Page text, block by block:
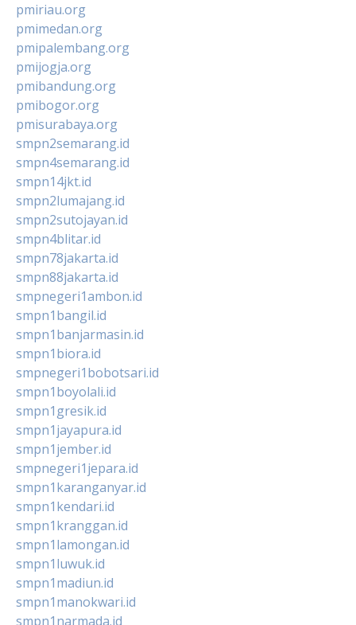
pmiriau.org
pmimedan.org
pmipalembang.org
pmijogja.org
pmibandung.org
pmibogor.org
pmisurabaya.org
smpn2semarang.id
smpn4semarang.id
smpn14jkt.id
smpn2lumajang.id
smpn2sutojayan.id
smpn4blitar.id
smpn78jakarta.id
smpn88jakarta.id
smpnegeri1ambon.id
smpn1bangil.id
smpn1banjarmasin.id
smpn1biora.id
smpnegeri1bobotsari.id
smpn1boyolali.id
smpn1gresik.id
smpn1jayapura.id
smpn1jember.id
smpnegeri1jepara.id
smpn1karanganyar.id
smpn1kendari.id
smpn1kranggan.id
smpn1lamongan.id
smpn1luwuk.id
smpn1madiun.id
smpn1manokwari.id
smpn1narmada.id